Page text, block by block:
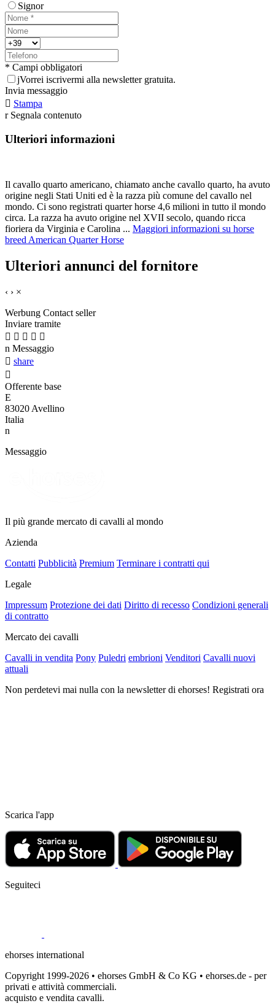
Signor
* Campi obbligatori
jVorrei iscrivermi alla newsletter gratuita.
Invia messaggio
 Stampa
r Segnala contenuto
Ulteriori informazioni
Il cavallo quarto americano, chiamato anche cavallo quarto, ha avuto
origine negli Stati Uniti ed è la razza più comune del cavallo nel
mondo. Ci sono registrati quarter horse 4,6 milioni in tutto il mondo
circa. La razza ha avuto origine nel XVII secolo, quando ricca
fioriera da Virginia e Carolina ... Maggiori informazioni su horse
breed American Quarter Horse
Ulteriori annunci del fornitore
‹ › ×
Werbung Contact seller
Inviare tramite
    
n Messaggio
 share

Offerente base
E
83020 Avellino
Italia
n
Messaggio
Il più grande mercato di cavalli al mondo
Azienda
Contatti Pubblicità Premium Terminare i contratti qui
Legale
Impressum Protezione dei dati Diritto di recesso Condizioni generali
di contratto
Mercato dei cavalli
Cavalli in vendita Pony Puledri embrioni Venditori Cavalli nuovi
attuali
Non perdetevi mai nulla con la newsletter di ehorses! Registrati ora
Scarica l'app
Seguiteci
ehorses international
Copyright 1999-2026 • ehorses GmbH & Co KG • ehorses.de - per
privati e attività commerciali.
acquisto e vendita cavalli.